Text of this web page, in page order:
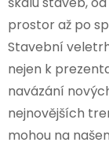
prostor až po
Stavební
nejen k
navázání
nejnovějších
mohou na